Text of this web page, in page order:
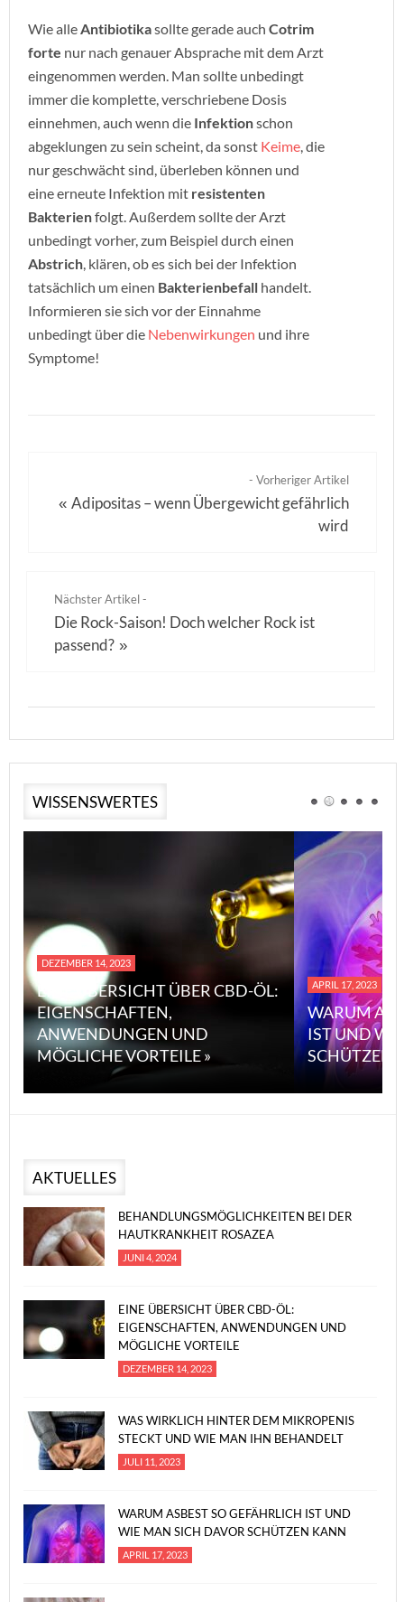
Wie alleAntibiotikasollte gerade auch Cotrim
forte nur nach genauer Absprache mit dem Arzt
eingenommen werden. Man sollte unbedingt
immer die komplette, verschriebene Dosis
einnehmen, auch wenn die Infektionschon
abgeklungen zu sein scheint, da sonst Keime, die
nur geschwächt sind, überleben können und
eine erneute Infektion mit resistenten
Bakterienfolgt. Außerdem sollte der Arzt
unbedingt vorher, zum Beispiel durch einen
Abstrich, klären, ob es sich bei der Infektion
tatsächlich um einen Bakterienbefall handelt.
Informieren sie sich vor der Einnahme
unbedingt über die Nebenwirkungen und ihre
Symptome!
- Vorheriger Artikel
«Adipositas – wenn Übergewicht gefährlich
wird
Nächster Artikel -
Die Rock-Saison! Doch welcher Rock ist
passend? »
WISSENSWERTES
DEZEMBER 14, 2023
EINE ÜBERSICHT ÜBER CBD-ÖL:
EIGENSCHAFTEN,
ANWENDUNGEN UND
MÖGLICHE VORTEILE »
APRIL 17, 2023
WARUM
IST UND
SCHÜTZEN
AKTUELLES
BEHANDLUNGSMÖGLICHKEITEN BEI DER
HAUTKRANKHEIT ROSAZEA
JUNI 4, 2024
EINE ÜBERSICHT ÜBER CBD-ÖL:
EIGENSCHAFTEN, ANWENDUNGEN UND
MÖGLICHE VORTEILE
DEZEMBER 14, 2023
WAS WIRKLICH HINTER DEM MIKROPENIS
STECKT UND WIE MAN IHN BEHANDELT
JULI 11, 2023
WARUM ASBEST SO GEFÄHRLICH IST UND
WIE MAN SICH DAVOR SCHÜTZEN KANN
APRIL 17, 2023